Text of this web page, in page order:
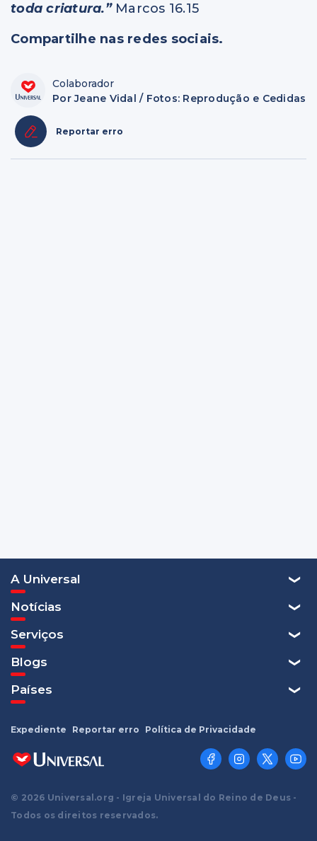
toda criatura.”Marcos 16.15
Compartilhe nas redes sociais.
Colaborador
Por Jeane Vidal / Fotos: Reprodução e Cedidas
Reportar erro
A Universal
Notícias
Serviços
Blogs
Países
© 2026 Universal.org - Igreja Universal do Reino de Deus -
Todos os direitos reservados.
Expediente Reportar erro Política de Privacidade